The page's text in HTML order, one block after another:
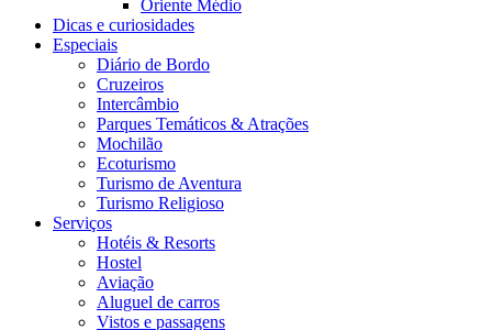
Oriente Médio
Dicas e curiosidades
Especiais
Diário de Bordo
Cruzeiros
Intercâmbio
Parques Temáticos & Atrações
Mochilão
Ecoturismo
Turismo de Aventura
Turismo Religioso
Serviços
Hotéis & Resorts
Hostel
Aviação
Aluguel de carros
Vistos e passagens